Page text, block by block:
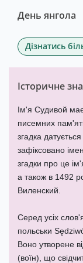
День янгола
Дізнатись
Історичне
Ім'я Судивой
писемних
згадка
зафіксовано
згадки про це
а також в 1492
Виленский.
Серед усіх
польськи
Воно утворене
(воїн), що